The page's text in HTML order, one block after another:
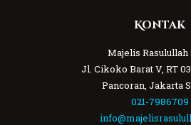
Kontak
Majelis Rasulullah
Jl. Cikoko Barat V, RT
Pancoran, Jakarta
021-7986709